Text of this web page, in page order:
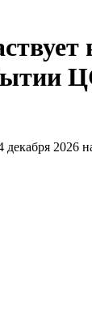
2026